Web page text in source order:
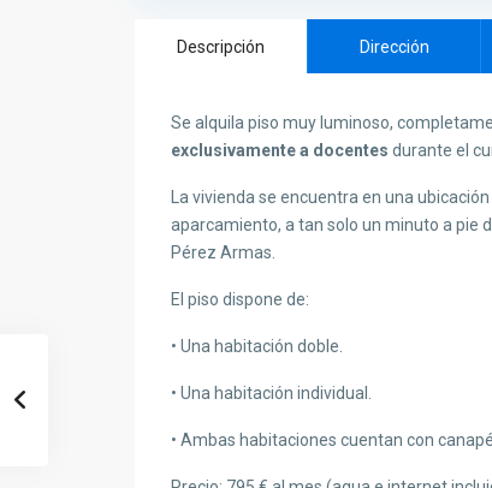
Descripción Dirección
Se alquila piso muy luminoso,
exclusivamente a docentes durante el
La vivienda se encuentra en una
aparcamiento, a tan solo un minuto a pie
Pérez Armas.
El piso dispone de:
• Una habitación doble.
• Una habitación individual.
• Ambas habitaciones cuentan con